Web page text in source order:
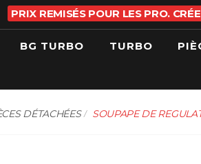
PRIX REMISÉS POUR LES PRO.
BG TURBO TURBO
DÉTACHÉES SOUPAPE DE